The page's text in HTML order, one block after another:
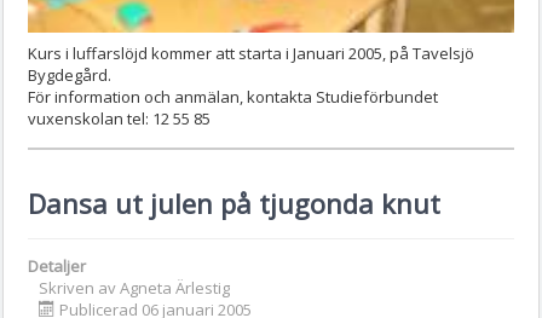
Kurs i luffarslöjd kommer att starta i Januari 2005, på Tavelsjö
Bygdegård.
För information och anmälan, kontakta Studieförbundet
vuxenskolan tel: 12 55 85
Dansa ut julen på tjugonda knut
Detaljer
Skriven avAgneta Ärlestig
Publicerad 06 januari 2005